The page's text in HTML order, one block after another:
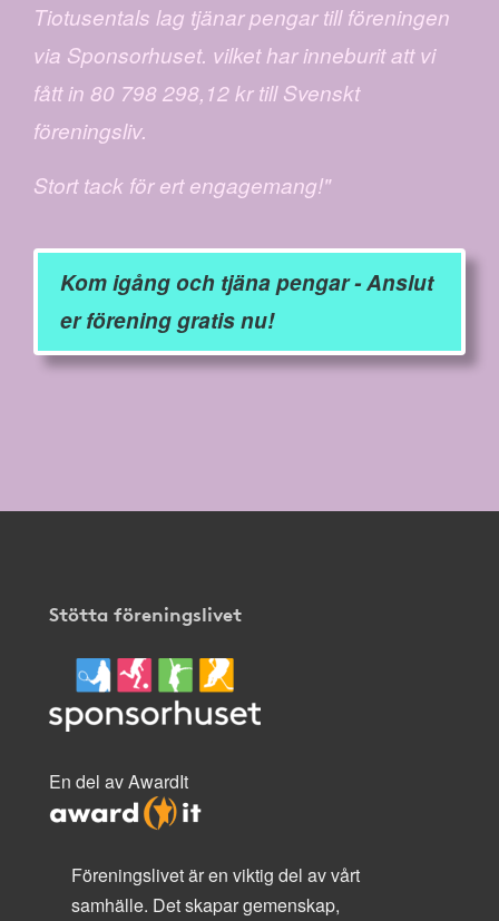
Tiotusentals lag tjänar pengar till föreningen
via Sponsorhuset. vilket har inneburit att vi
fått in 80 798 298,12 kr till Svenskt
föreningsliv.
Stort tack för ert engagemang!"
Kom igång och tjäna pengar - Anslut
er förening gratis nu!
Stötta föreningslivet
En del av AwardIt
Föreningslivet är en viktig del av vårt
samhälle. Det skapar gemenskap,